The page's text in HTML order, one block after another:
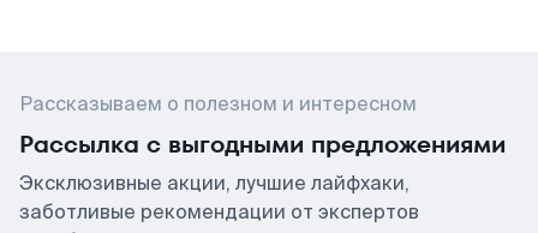
Рассказываем о полезном и интересном
Рассылка с выгодными предложениями
Эксклюзивные акции, лучшие лайфхаки,
заботливые рекомендации от экспертов